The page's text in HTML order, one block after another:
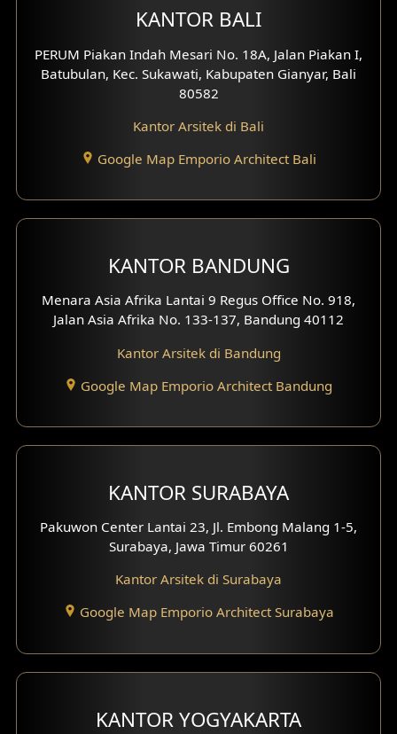
KANTOR BALI
PERUM Piakan Indah Mesari No. 18A, Jalan Piakan I,
Batubulan, Kec. Sukawati, Kabupaten Gianyar, Bali
80582
Kantor Arsitek di Bali
Google Map Emporio Architect Bali
KANTOR BANDUNG
Menara Asia Afrika Lantai 9 Regus Office No. 918,
Jalan Asia Afrika No. 133-137, Bandung 40112
Kantor Arsitek di Bandung
Google Map Emporio Architect Bandung
KANTOR SURABAYA
Pakuwon Center Lantai 23, Jl. Embong Malang 1-5,
Surabaya, Jawa Timur 60261
Kantor Arsitek di Surabaya
Google Map Emporio Architect Surabaya
KANTOR YOGYAKARTA